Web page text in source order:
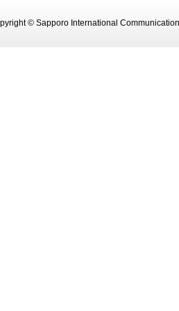
© Sapporo International